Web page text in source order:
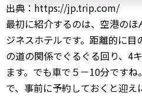
出典：https://jp.trip.com/
最初に紹介するのは、空港の
ジネスホテルです。距離的に
の道の関係でぐるぐる回り、4
ます。でも車で５－10分です
で、事前に予約しておくと迎え